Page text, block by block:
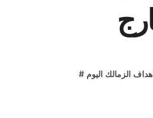
الزمالك اليوم #